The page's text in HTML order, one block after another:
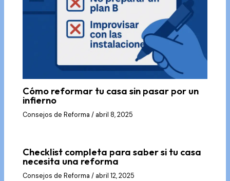
Cómo reformar tu casa sin pasar por un
infierno
Consejos de Reforma / abril 8, 2025
Checklist completa para saber si tu casa
necesita una reforma
Consejos de Reforma / abril 12, 2025